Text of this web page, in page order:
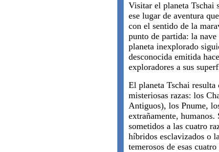
Visitar el planeta Tschai
ese lugar de aventura
con el sentido de la
punto de partida: la
planeta inexplorado
desconocida emitida
exploradores a sus
El planeta Tschai
misteriosas razas: los
Antiguos), los Pnume,
extrañamente,
sometidos a las cuatro
híbridos esclavizados o
temerosos de esas